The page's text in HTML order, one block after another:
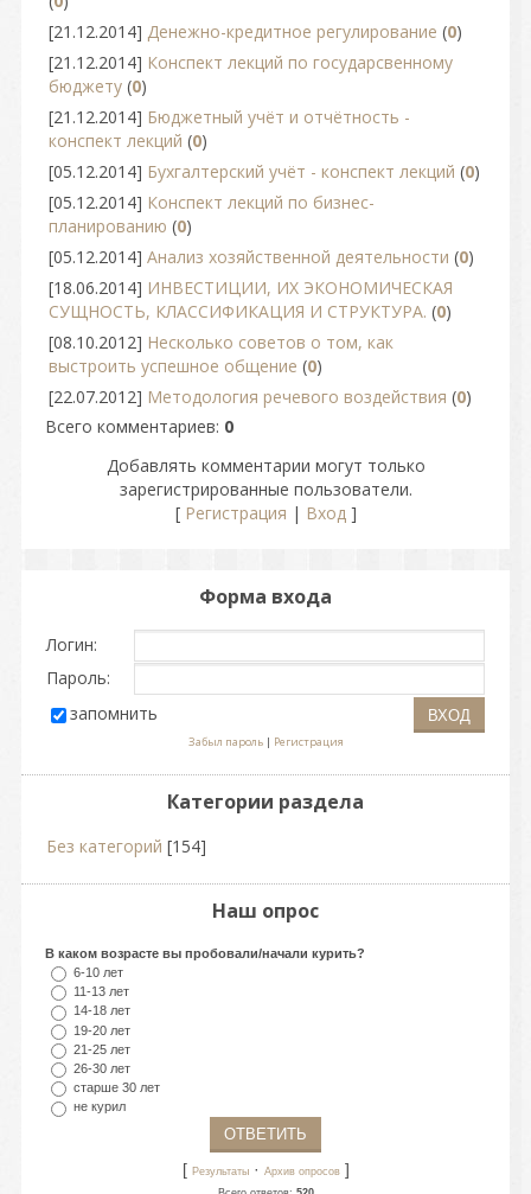
[21.12.2014] Денежно-кредитное регулирование (0)
[21.12.2014] Конспект лекций по государсвенному
бюджету (0)
[21.12.2014] Бюджетный учёт и отчётность -
конспект лекций (0)
[05.12.2014] Бухгалтерский учёт - конспект лекций (0)
[05.12.2014] Конспект лекций по бизнес-
планированию (0)
[05.12.2014] Анализ хозяйственной деятельности (0)
[18.06.2014] ИНВЕСТИЦИИ, ИХ ЭКОНОМИЧЕСКАЯ
СУЩНОСТЬ, КЛАССИФИКАЦИЯ И СТРУКТУРА. (0)
[08.10.2012] Несколько советов о том, как
выстроить успешное общение (0)
[22.07.2012] Методология речевого воздействия (0)
Всего комментариев: 0
Добавлять комментарии могут только
зарегистрированные пользователи.
[ Регистрация | Вход]
Форма входа
Логин:
Пароль:
запомнить
Забыл пароль| Регистрация
Категории раздела
Без категорий [154]
Наш опрос
В каком возрасте вы пробовали/начали курить?
6-10 лет
11-13 лет
14-18 лет
19-20 лет
21-25 лет
26-30 лет
старше 30 лет
не курил
[ Результаты· Архив опросов]